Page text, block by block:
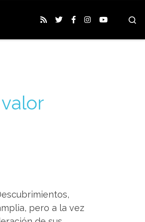
pero a la vez